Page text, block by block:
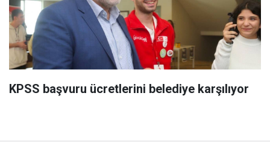
KPSS başvuru ücretlerini belediye karşılıyor